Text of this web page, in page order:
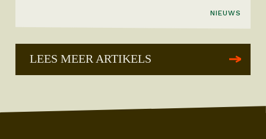
NIEUWS
LEES MEER ARTIKELS